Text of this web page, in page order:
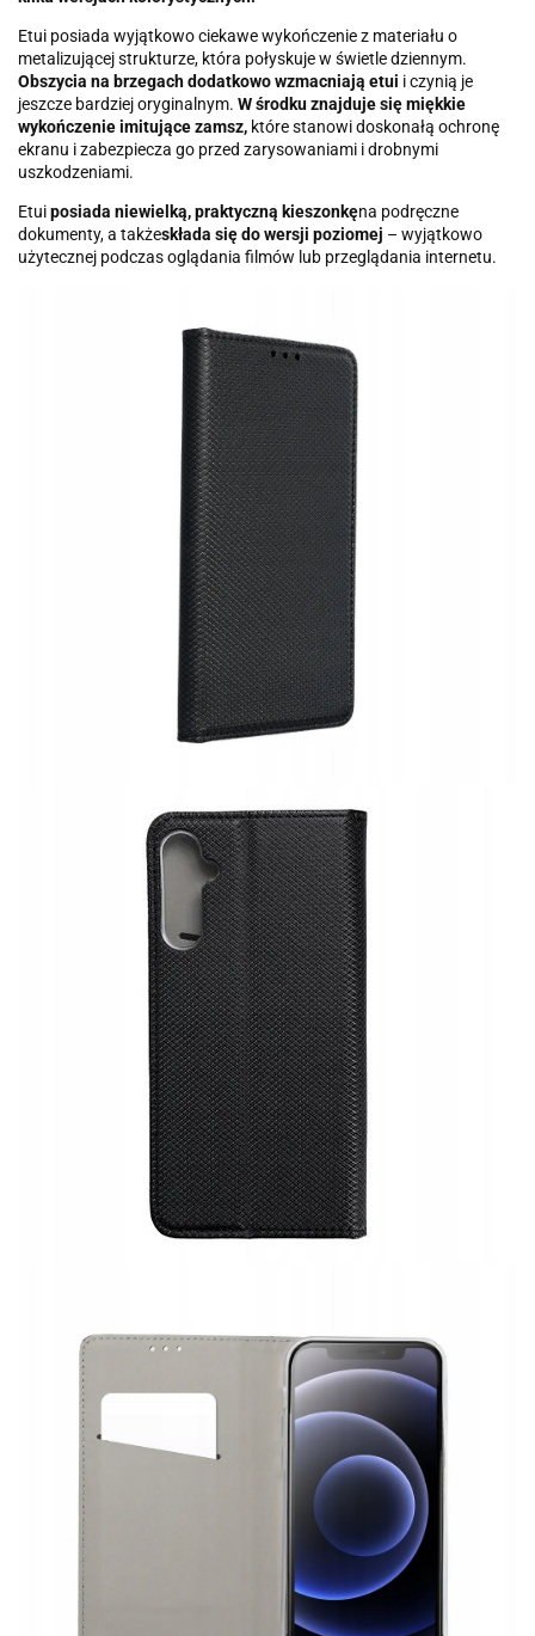
Etui posiada wyjątkowo ciekawe wykończenie z materiału o
metalizującej strukturze, która połyskuje w świetle dziennym.
Obszycia na brzegach dodatkowo wzmacniają etui i czynią je
jeszcze bardziej oryginalnym. W środku znajduje się miękkie
wykończenie imitujące zamsz, które stanowi doskonałą ochronę
ekranu i zabezpiecza go przed zarysowaniami i drobnymi
uszkodzeniami.
Etuiposiada niewielką, praktyczną kieszonkęna podręczne
dokumenty, a takżeskłada się do wersji poziomej – wyjątkowo
użytecznej podczas oglądania filmów lub przeglądania internetu.